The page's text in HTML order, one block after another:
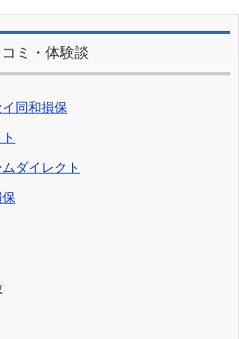
ミ・体験談
同和損保
ダイレクト